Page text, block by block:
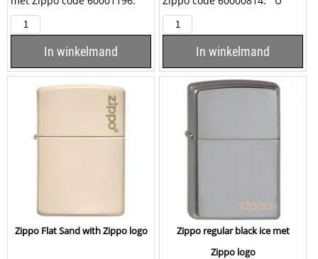
In winkelmand
kunt dit product ook laten
graveren door...
In winkelmand
Zippo Flat Sand with Zippo logo
Zippo regular black ice met
Zippo logo